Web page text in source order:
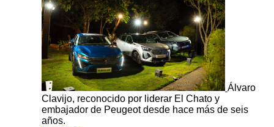
Álvaro
Clavijo, reconocido por liderar El Chato y
embajador de Peugeot desde hace más de seis
años.